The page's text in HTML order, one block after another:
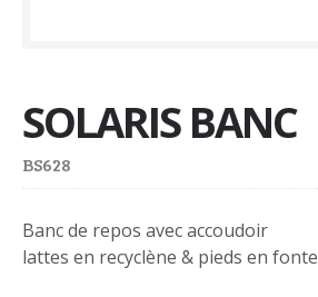
SOLARIS BANC
BS628
Banc de repos avec accoudoir
lattes en recyclène & pieds en fonte